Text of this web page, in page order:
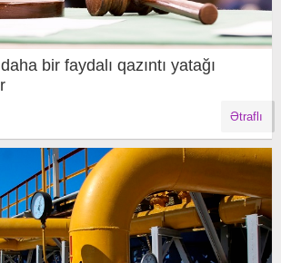
bir faydalı qazıntı yatağı
Ətraflı